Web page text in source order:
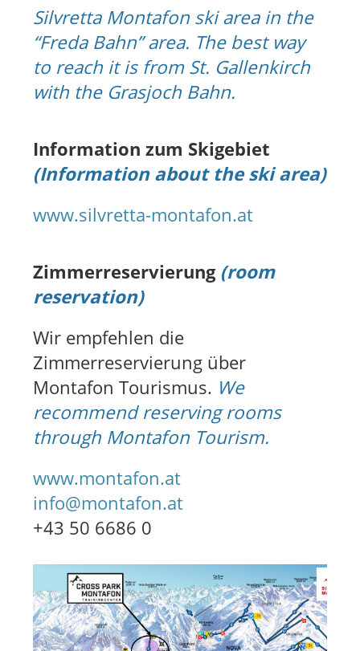
Silvretta Montafon ski area in the
“Freda Bahn” area. The best way
to reach it is from St. Gallenkirch
with the Grasjoch Bahn.
Information zum Skigebiet
(Information about the ski area)
www.silvretta-montafon.at
Zimmerreservierung (room
reservation)
Wir empfehlen die
Zimmerreservierung über
Montafon Tourismus. We
recommend reserving rooms
through Montafon Tourism.
www.montafon.at
info@montafon.at
+43 50 6686 0